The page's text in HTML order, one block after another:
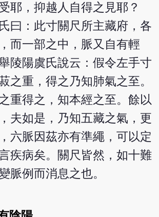
耶，抑越人自得之見耶？
曰：此寸關尺所主藏府，各
而一部之中，脈又自有輕
陵陽虞氏說云：假令左手寸
之重，得之乃知肺氣之至。
重得之，知本經之至。餘以
夫如是，乃知五藏之氣，更
六脈因茲亦有準繩，可以定
疾病矣。關尺皆然，如十難
脈例而消息之也。